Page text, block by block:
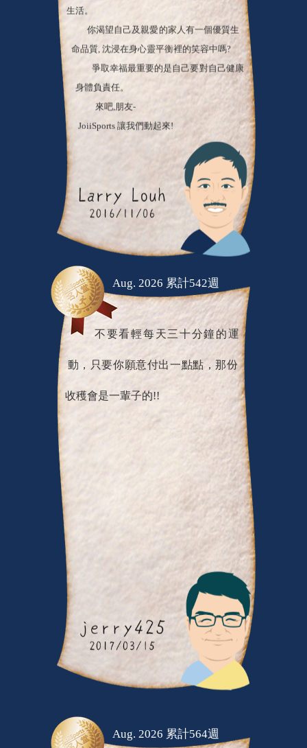
生活。
你渴望自己及親愛的家人有一個優質生
命品質, 沈浸在身心靈平衡裡的笑容中嗎?
爭取幸福最重要的是自己要對自己健康
身體負責任。
來吧,朋友-
JoiiSports 讓我們動起來!
Aug. 2026 累計542週
不要看輕每天三十分鐘的運
動，只要你願意付出一點點，那份
Aug. 2026 累計564週